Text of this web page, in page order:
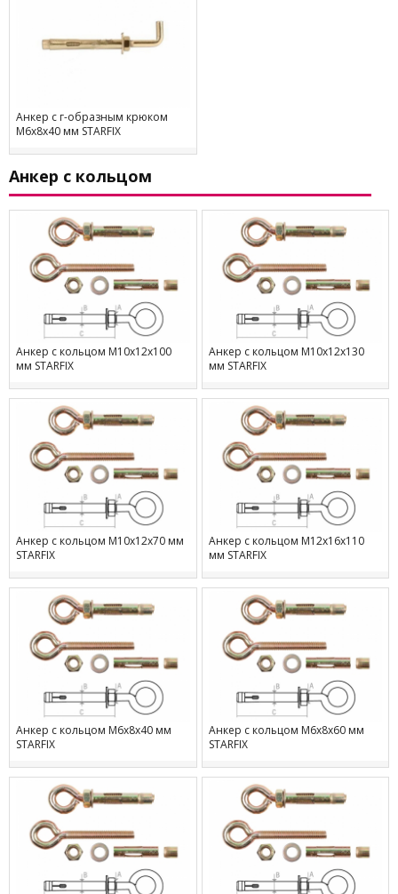
Анкер с г-образным крюком
М6х8х40 мм STARFIX
Анкер с кольцом
Анкер с кольцом М10х12х100
мм STARFIX
Анкер с кольцом М10х12х130
мм STARFIX
Анкер с кольцом М10х12х70 мм
STARFIX
Анкер с кольцом М12х16х110
мм STARFIX
Анкер с кольцом М6х8х40 мм
STARFIX
Анкер с кольцом М6х8х60 мм
STARFIX